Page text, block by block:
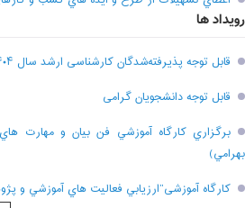
رویداد ها
قابل توجه پذیرفته‌شدگان کارشناسی ارشد سال ۱۴۰۴ دانشگاه حکیم سبزواری
قابل توجه دانشجویان گرامی
بهرامي)
کارگاه آموزشی”ارزيابي فعاليت هاي آموزشي و